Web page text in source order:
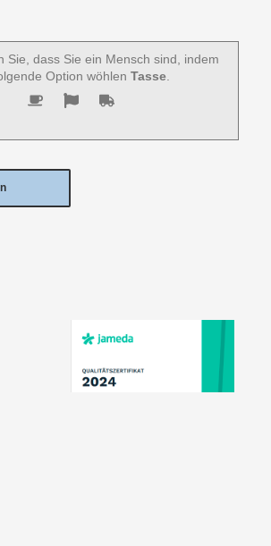
Sie, dass Sie ein Mensch sind, indem
Option wöhlen Tasse